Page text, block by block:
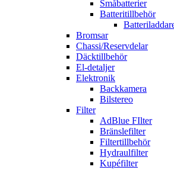
Småbatterier
Batteritillbehör
Bromsar
Chassi/Reservdelar
Däcktillbehör
El-detaljer
Elektronik
Backkamera
Bilstereo
Filter
AdBlue FIlter
Bränslefilter
Filtertillbehör
Hydraulfilter
Kupéfilter